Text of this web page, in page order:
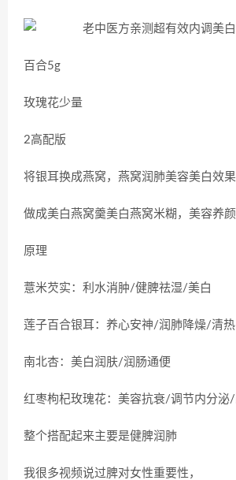
百合5g
玫瑰花少量
2高配版
将银耳换成燕窝，燕窝润肺美容美白效
做成美白燕窝羹美白燕窝米糊，美容养
原理
薏米芡实：利水消肿/健脾祛湿/美白
莲子百合银耳：养心安神/润肺降燥/清热
南北杏：美白润肤/润肠通便
红枣枸杞玫瑰花：美容抗衰/调节内分泌
整个搭配起来主要是健脾润肺
我很多视频说过脾对女性重要性，